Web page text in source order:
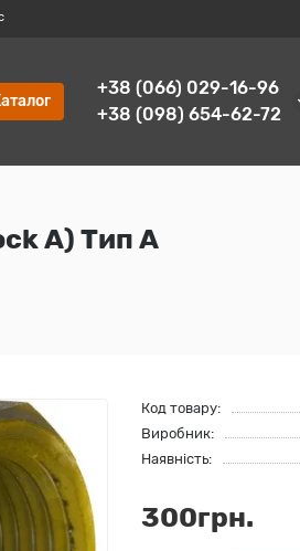
+38 (066) 029-16-96
+38 (098) 654-62-72
А) Тип A
Код товару:
Виробник:
Наявність:
300грн.